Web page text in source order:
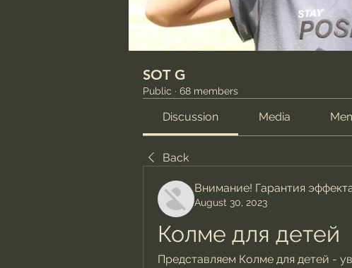
SOT G
Public · 68 members
Discussion Media
Back
Внимание! Гарантия
August 30, 2023
Колме для детей
Представляем Колме для детей -